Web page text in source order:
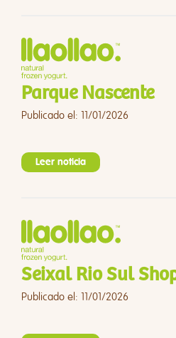
Parque Nascente
Publicado el: 11/01/2026
Leer noticia
Seixal Rio Sul
Publicado el: 11/01/2026